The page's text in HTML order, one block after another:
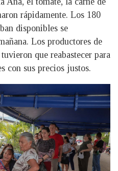
rápidamente. Los 180
disponibles se
Los productores de
que reabastecer para
con sus precios justos.